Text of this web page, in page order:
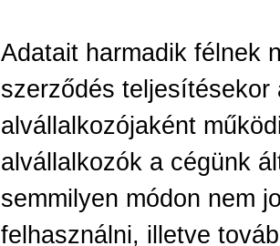
Adatait harmadik félnek
szerződés
alvállalkozójaként
alvállalkozók a cégünk
semmilyen módon nem
felhasználni, illetve